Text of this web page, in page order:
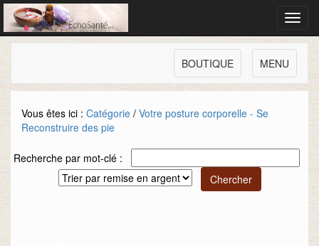
MENU
BOUTIQUE
Vous êtes ici : Catégorie / Votre posture corporelle - Se
Reconstruire des pie
Recherche par mot-clé :